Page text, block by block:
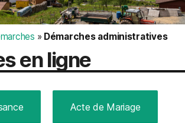
» Démarches administratives
en ligne
Acte de Mariage